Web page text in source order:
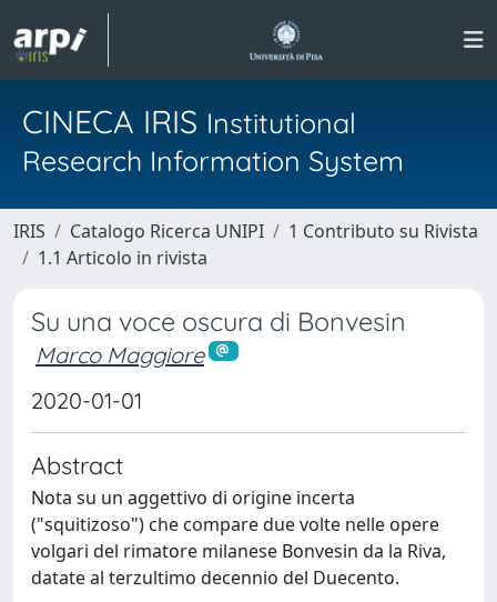
CINECA IRIS Institutional
Research Information System
IRIS Catalogo Ricerca UNIPI
1 Contributo su Rivista
1.1 Articolo in rivista
Su una voce oscura di Bonvesin
Marco Maggiore
2020-01-01
Abstract
Nota su un aggettivo di origine incerta
("squitizoso") che compare due volte nelle opere
volgari del rimatore milanese Bonvesin da la Riva,
datate al terzultimo decennio del Duecento.